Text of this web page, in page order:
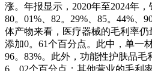
涨。年报显示，2020年至2024年
80。01%、82。29%、85。44%、
体产物来看，医疗器械的毛利率仍
添加0。61个百分点。此中，单一
96。83%。此外，功能性护肤品毛